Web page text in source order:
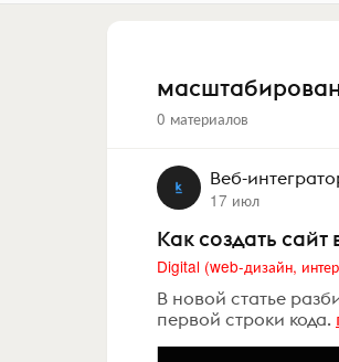
0 материалов
Веб-
17 июл
Как создать
​​​​​​​В новой статье
первой строки кода.